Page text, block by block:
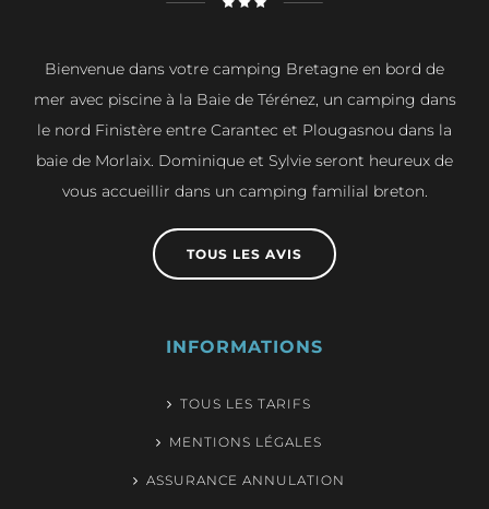
Bienvenue dans votre camping Bretagne en bord de
mer avec piscine à la Baie de Térénez, un camping dans
le nord Finistère entre Carantec et Plougasnou dans la
baie de Morlaix. Dominique et Sylvie seront heureux de
vous accueillir dans un camping familial breton.
TOUS LES AVIS
INFORMATIONS
TOUS LES TARIFS
MENTIONS LÉGALES
ASSURANCE ANNULATION